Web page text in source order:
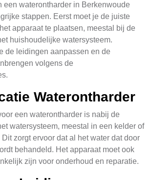
een waterontharder in Berkenwoude
stappen. Eerst moet je de juiste
apparaat te plaatsen, meestal bij de
huishoudelijke watersysteem.
de leidingen aanpassen en de
volgens de
Waterontharder
een waterontharder is nabij de
watersysteem, meestal in een kelder of
zorgt ervoor dat al het water dat door
behandeld. Het apparaat moet ook
zijn voor onderhoud en reparatie.